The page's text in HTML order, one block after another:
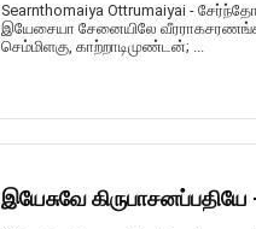
Searnthomaiya Ottrumaiyai -
இயேசையா சேனையிலே
செம்மிளகு, காற்றாடிமுண்டன்; ...
இயேசுவே